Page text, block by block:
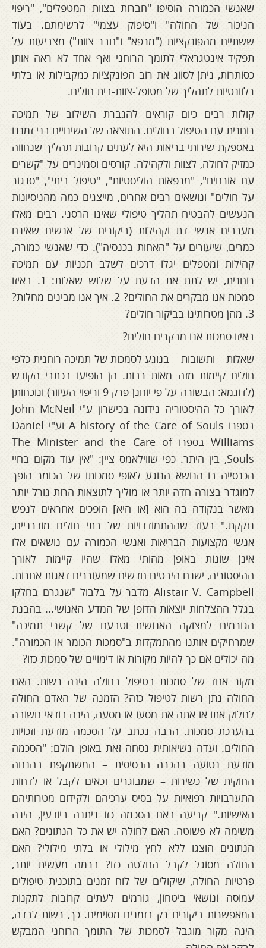
שאנשי הכמורה הוסיפו "חברות בצוות המטפלים", "ריפוי
הניכור של החולה" ו"סיפוק עצמי" לרשימתם. בעוד
ששתיים מהפונקציות ("מרפא" ו"חבר צוות") מצביעות על
תפקיד אינטגראלי לתומך הרוחני ואף אחד לא ראה אותן
כסותרות, ניתן לסווג את רוב הפונקציות כמקבילות או בלתי
רלוונטיות לתהליך של מטופל-צוות-בית חולים.
קולות רבים כיום קוראים להגברת השילוב של תמיכה
רוחנית עם הטיפול בחולים. התוצאה של השינויים בני זמננו
באספקת שירותי בריאות היא לעתים קרובות תהליך שנחווה
כמזיק לחולה, לצוות ולקהילה. קורסים וסמינרים על "קשרים
עם אורחים", "מרפאות הוליסטיות", "טיפול ביתי", "סנגור
על חולים" ונושאים רבים אחרים, מייצגים כמה מהניסיונות
הנעשים להבטיח תהליך טיפולי שאינו הרסני. רבים מאלו
מערבים אנשי דת וקהילות (ביקורים של אנשים שאינם
כמרים, שיעורים על "האחות בכנסיה"). כדי שאנשי כמורה,
קהילות ומטפלים יגלו דרכים לשלב תכניות עם תמיכה
רוחנית, יש לתת את הדעת על שלוש שאלות: 1. באיזו
סמכות אנו מבקרים את החולים? 2. איך אנו מבינים מחלות?
3. מהן מטרותינו בביקור חולים?
באיזו סמכות אנו מבקרים חולים?
שאלות – ותשובות – בנוגע לסמכות של תמיכה רוחנית כלפי
חולים קיימות מזה מאות רבות. הן הופיעו בכתבי הקודש
(לדוגמא: הבשורה על פי יוחנן פרק 9 וריפוי העיוור) ונוכחותן
לאורך כל ההיסטוריה נידונה בכישרון ע"י John McNeil
בספרו A history of the Care of Souls וע"י Daniel
Williams בספרו The Minister and the Care of
Souls, בין היתר. כפי שווילאמס ציין: "אין עוד מקום בחיי
הכנסייה בו הנושא הנוגע לאופי סמכותו של הכומר הופך
למוגדר בצורה חדה יותר או מוליך לתוצאות הרות גורל יותר
מאשר בנקודה בה הוא [או היא] הופכים אחראים לנפש
נזקקת." בעוד שההתמודדויות של בתי חולים מודרניים,
אנשי מקצועות הבריאות ואנשי הכמורה עם נושאים אלו
אינן שונות באופן מהותי מאלו שהיו קיימות לאורך
ההיסטוריה, ישנם היבטים חדשים שמעוררים דאגות אחרות.
Alistair V. Campbell מדבר על בלבול "שנגרם בחלקו
בגלל ההצלחות יוצאות הדופן של המדע האנושי... בהבנת
הגורמים למצוקה האנושית וטבעם של קשרי תמיכה"
שמרחיקים אותנו מהתמקדות ב"סמכות הכומר או הכמורה".
מה יכולים אם כך להיות מקורות או דימויים של סמכות כזו?
מקור אחד של סמכות בטיפול בחולה הינה רשות. האם
החולה נתן רשות לטיפול כזה? הזמנה של האדם החולה
לחלוק אתו או אתה את מסעו או מסעה, הינה בודאי חשובה
בהערכת סמכות. הרבה נכתב על הסכמה מודעת וזכויות
החולים. ועדה נשיאותית נסחה זאת באופן הולם: "הסכמה
מודעת נטועה בהכרה הבסיסית – המשתקפת בהנחה
החוקית של כשירות – שמבוגרים זכאים לקבל או לדחות
התערבויות רפואיות על בסיס ערכיהם ולקידום מטרותיהם
האישיות." קביעה באם הסכמה כזו ניתנה ביודעין, הינה
משימה לא פשוטה. האם לחולה יש את כל הנתונים? האם
הנתונים הוצגו ללא לחץ מילולי או בלתי מילולי? האם
החולה מסוגל לקבל החלטה כזו? ברמה מעשית יותר,
פרטיות החולה, שיקולים של לוח זמנים בתוכנית טיפולים
עמוסה ונושאי ביטחון, גורמים לעתים קרובות לתקנות
המאפשרות ביקורים רק בזמנים מסוימים. כך, רשות לבדה,
הינה מקור מוגבל לסמכות של התומך הרוחני המבקש